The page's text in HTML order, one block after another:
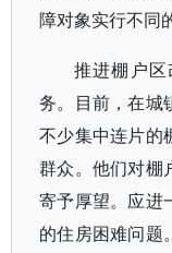
障对象实行不同
推进棚户
务。目前，在城
不少集中连片的
群众。他们对棚
寄予厚望。应进
的住房困难问题